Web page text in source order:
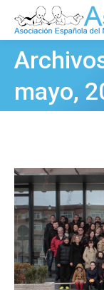
mayo,